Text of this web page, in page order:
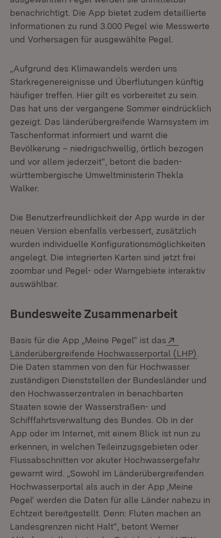
benachrichtigt. Die App bietet zudem detaillierte
Informationen zu rund 3.000 Pegel wie Messwerte
und Vorhersagen für ausgewählte Pegel.
„Aufgrund des Klimawandels werden uns
Starkregenereignisse und Überflutungen künftig
häufiger treffen. Hier gilt es vorbereitet zu sein.
Das hat uns der vergangene Sommer eindrücklich
gezeigt. Das länderübergreifende Warnsystem im
Taschenformat informiert und warnt die
Bevölkerung – niedrigschwellig, örtlich bezogen
und vor allem jederzeit“, betont die baden-
württembergische Umweltministerin Thekla
Walker.
Die Benutzerfreundlichkeit der App wurde in der
neuen Version ebenfalls verbessert, zusätzlich
wurden individuelle Konfigurationsmöglichkeiten
angelegt. Die integrierten Karten sind jetzt frei
zoombar und Pegel- oder Warngebiete interaktiv
auswählbar.
Bundesweite Zusammenarbeit
Basis für die App „Meine Pegel“ ist das
Länderübergreifende Hochwasserportal (LHP)
Die Daten stammen von den für Hochwasser
zuständigen Dienststellen der Bundesländer und
den Hochwasserzentralen in benachbarten
Staaten sowie der Wasserstraßen- und
Schifffahrtsverwaltung des Bundes. Ob in der
App oder im Internet, mit einem Blick ist nun zu
erkennen, in welchen Teileinzugsgebieten oder
Flussabschnitten vor akuter Hochwassergefahr
gewarnt wird. „Sowohl im Länderübergreifenden
Hochwasserportal als auch in der App ‚Meine
Pegel‘ werden die Daten für alle Länder nahezu in
Echtzeit bereitgestellt. Denn: Fluten machen an
Landesgrenzen nicht Halt“, betont Werner